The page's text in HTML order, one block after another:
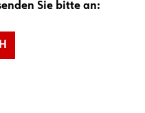
Sie bitte an: